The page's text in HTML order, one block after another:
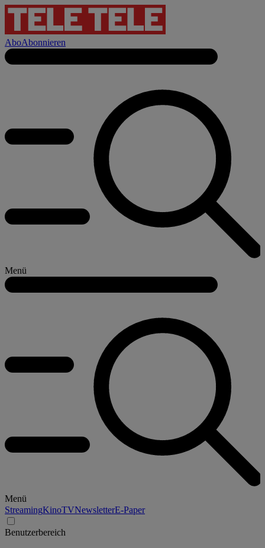
AboAbonnieren
Menü
Menü
StreamingKinoTVNewsletterE-Paper
Benutzerbereich